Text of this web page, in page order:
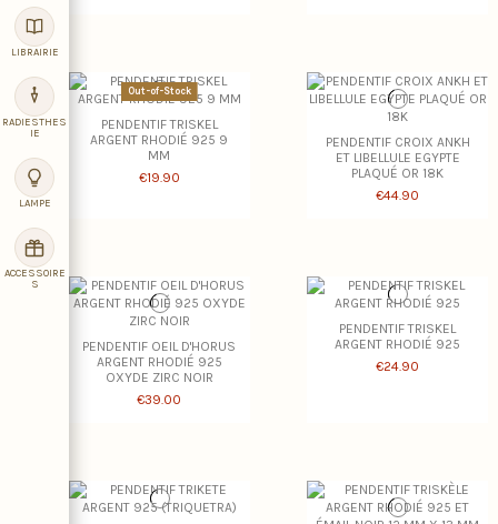
LIBRAIRIE
RADIESTHES
IE
LAMPE
ACCESSOIRE
S
Out-of-Stock
PENDENTIF TRISKEL
ARGENT RHODIÉ 925 9
MM
€19.90
PENDENTIF CROIX ANKH
ET LIBELLULE EGYPTE
PLAQUÉ OR 18K
€44.90
PENDENTIF OEIL D'HORUS
ARGENT RHODIÉ 925
OXYDE ZIRC NOIR
€39.00
PENDENTIF TRISKEL
ARGENT RHODIÉ 925
€24.90